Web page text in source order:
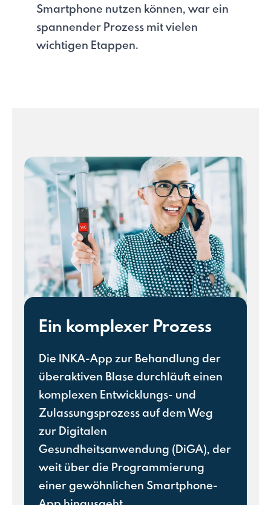
Smartphone nutzen können, war ein
spannender Prozess mit vielen
wichtigen Etappen.
Ein komplexer Prozess
Die INKA-App zur Behandlung der
überaktiven Blase durchläuft einen
komplexen Entwicklungs- und
Zulassungsprozess auf dem Weg
zur Digitalen
Gesundheitsanwendung (DiGA), der
weit über die Programmierung
einer gewöhnlichen Smartphone-